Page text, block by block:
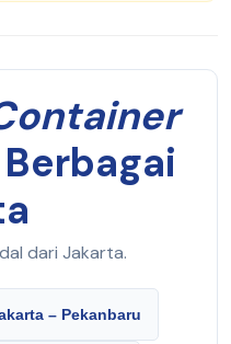
dari Jakarta.
– Pekanbaru